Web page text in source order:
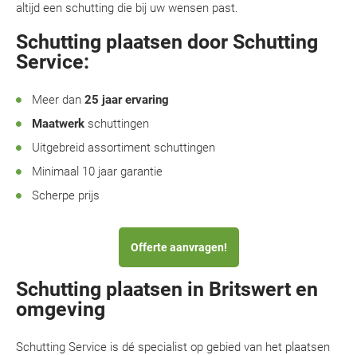
altijd een schutting die bij uw wensen past.
Schutting plaatsen door Schutting
Service:
Meer dan 25 jaar ervaring
Maatwerk schuttingen
Uitgebreid assortiment schuttingen
Minimaal 10 jaar garantie
Scherpe prijs
Offerte aanvragen!
Schutting plaatsen in Britswert en
omgeving
Schutting Service is dé specialist op gebied van het plaatsen